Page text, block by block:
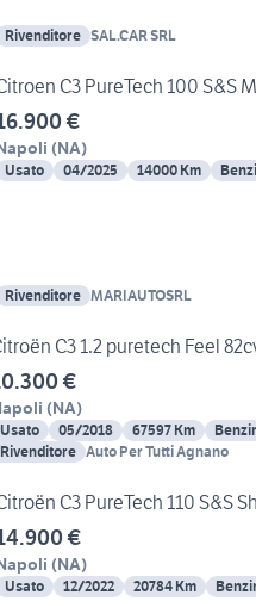
Rivenditore SAL.CAR SRL
C3 PureTech 100 S&S
€
(NA)
Usato 04/2025 14000 Km
Rivenditore MARIAUTOSRL
C3 1.2 puretech Feel
€
(NA)
Usato 05/2018 67597 Km
Rivenditore Auto Per Tutti Agnano
C3 PureTech 110 S&S
€
(NA)
Usato 12/2022 20784 Km